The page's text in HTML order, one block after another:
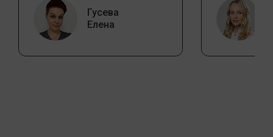
Гусева
Елена